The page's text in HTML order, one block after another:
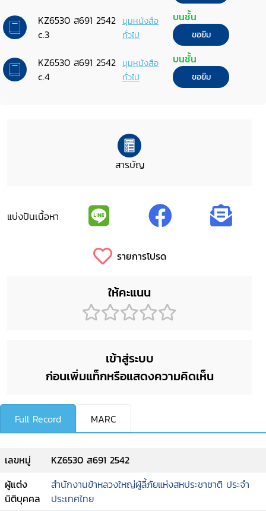
KZ6530 ส691 2542
c.3
มุมหนังสือ
ทั่วไป
บนชั้น
ขอยืม
KZ6530 ส691 2542
c.4
มุมหนังสือ
ทั่วไป
บนชั้น
ขอยืม
สารบัญ
แบ่งปันเนื้อหา
รายการโปรด
ให้คะแนน
เข้าสู่ระบบ
ก่อนเพิ่มแท็กหรือแสดงความคิดเห็น
Full Record MARC
เลขหมู่
KZ6530 ส691 2542
ผู้แต่ง
นิติบุคคล
สำนักงานข้าหลวงใหญ่ผู้ลี้ภัยแห่งสหประชาชาติ ประจำ
ประเทศไทย